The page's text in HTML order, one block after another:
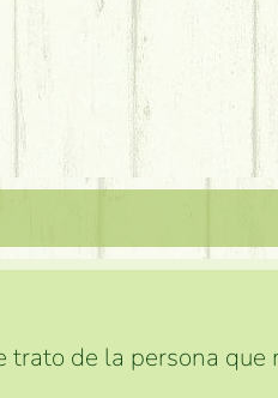
trato de la persona que